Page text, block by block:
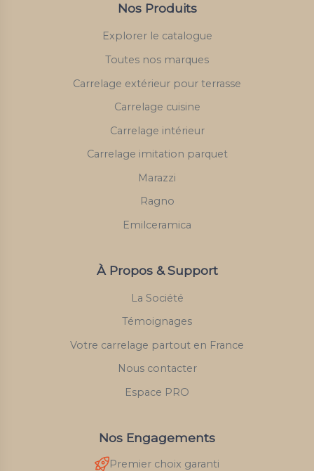
Nos Produits
Explorer le catalogue
Toutes nos marques
Carrelage extérieur pour terrasse
Carrelage cuisine
Carrelage intérieur
Carrelage imitation parquet
Marazzi
Ragno
Emilceramica
À Propos & Support
La Société
Témoignages
Votre carrelage partout en France
Nous contacter
Espace PRO
Nos Engagements
Premier choix garanti